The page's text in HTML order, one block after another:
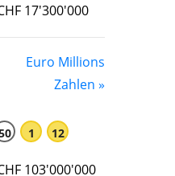
17'300'000
Euro Millions
Zahlen »
1 12
103'000'000